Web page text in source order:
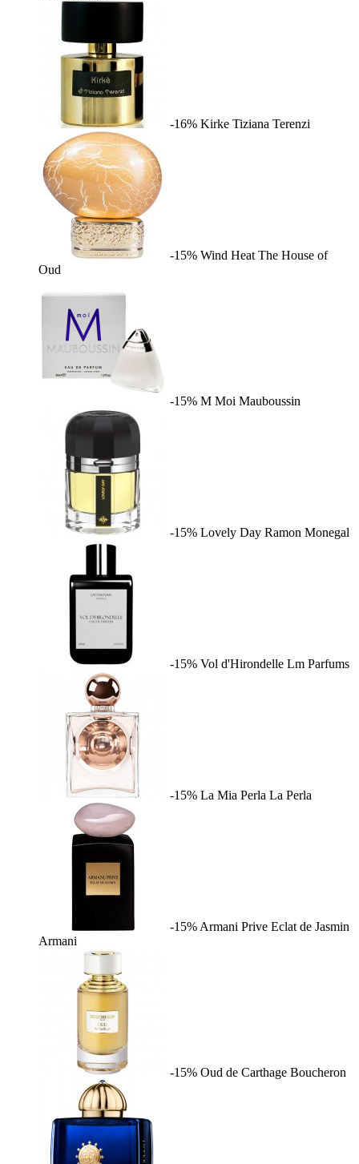
-16% Kirke Tiziana Terenzi
-15% Wind Heat The House of
Oud
-15% M Moi Mauboussin
-15% Lovely Day Ramon Monegal
-15% Vol d'Hirondelle Lm Parfums
-15% La Mia Perla La Perla
-15% Armani Prive Eclat de Jasmin
Armani
-15% Oud de Carthage Boucheron